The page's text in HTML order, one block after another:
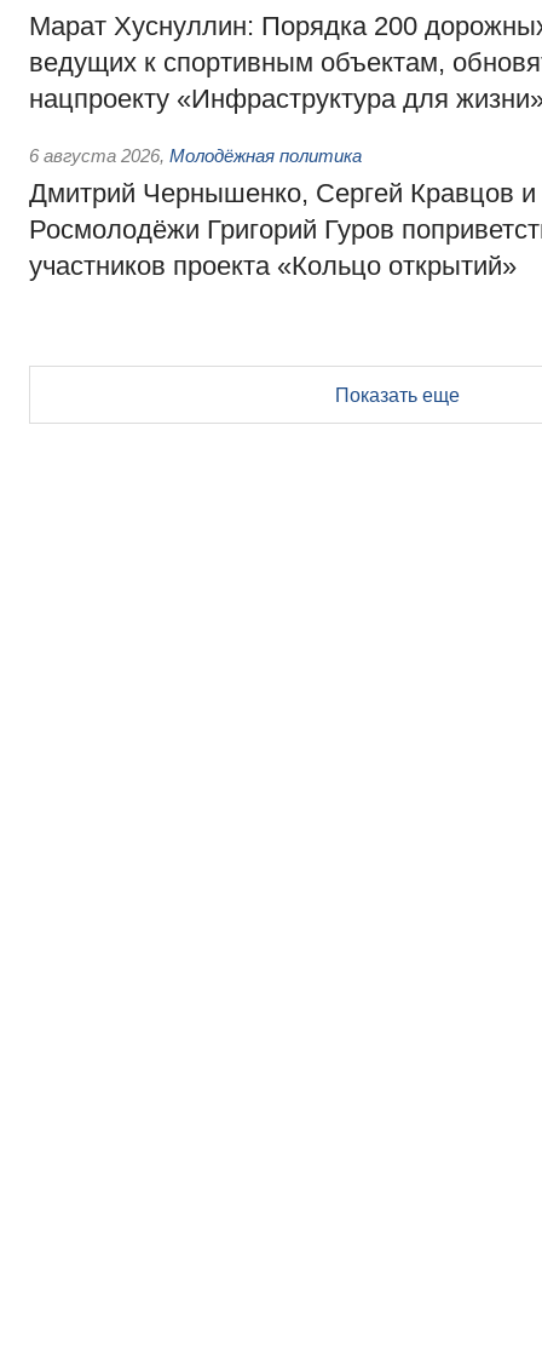
Марат Хуснуллин: Порядка 200
ведущих к спортивным объектам,
нацпроекту «Инфраструктура для
6 августа 2026, Молодёжная политика
Дмитрий Чернышенко, Сергей Кравцов и
Росмолодёжи Григорий Гуров
участников проекта «Кольцо открытий»
Показать еще